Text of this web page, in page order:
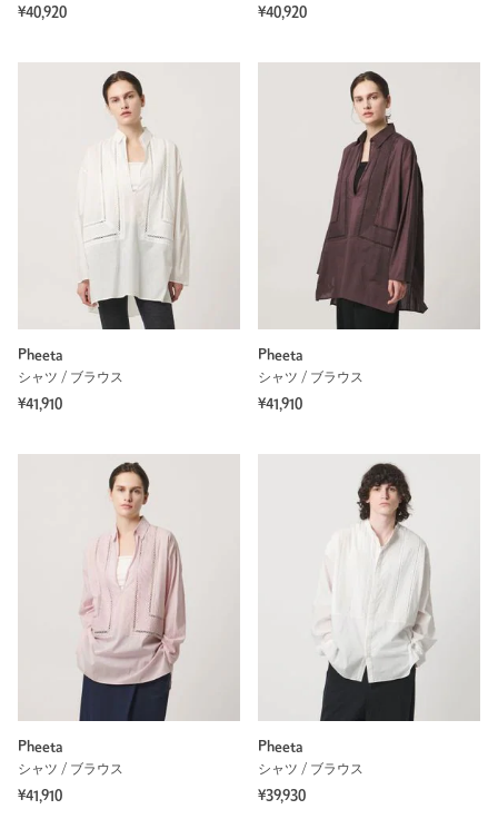
¥40,920 ¥40,920
Pheeta
シャツ / ブラウス
¥41,910
Pheeta
シャツ / ブラウス
¥41,910
Pheeta
シャツ / ブラウス
¥41,910
Pheeta
シャツ / ブラウス
¥39,930